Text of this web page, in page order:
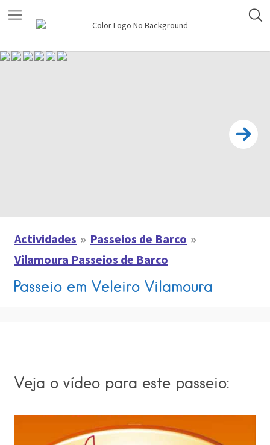
Actividades
Passeios de Barco
Vilamoura Passeios de Barco
Passeio em Veleiro Vilamoura
Veja o vídeo para este passeio: